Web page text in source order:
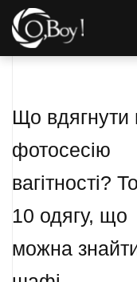
Що вдягнути
фотосесію
вагітності?
10 одягу, що
можна